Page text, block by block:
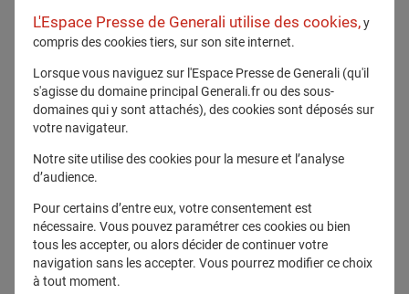
28 mai 2026
L'Espace Presse de Generali utilise des cookies,y
compris des cookies tiers, sur son site internet.
Lorsque vous naviguez sur l'Espace Presse de Generali (qu'il
s'agisse du domaine principal Generali.fr ou des sous-
domaines qui y sont attachés), des cookies sont déposés sur
votre navigateur.
Notre site utilise des cookies pour la mesure et l’analyse
d’audience.
Pour certains d’entre eux, votre consentement est
nécessaire. Vous pouvez paramétrer ces cookies ou bien
tous les accepter, ou alors décider de continuer votre
navigation sans les accepter. Vous pourrez modifier ce choix
à tout moment.